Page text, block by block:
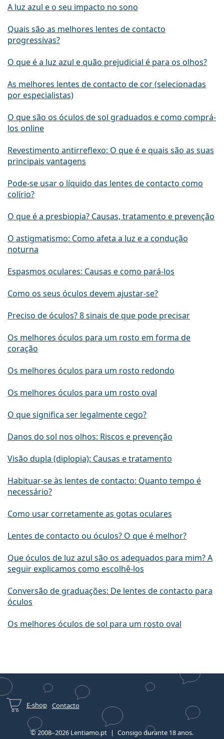
A luz azul e o seu impacto no sono
Quais são as melhores lentes de contacto
progressivas?
O que é a luz azul e quão prejudicial é para os olhos?
As melhores lentes de contacto de cor (selecionadas
por especialistas)
O que são os óculos de sol graduados e como comprá-
los online
Revestimento antirreflexo: O que é e quais são as suas
principais vantagens
Pode-se usar o líquido das lentes de contacto como
colírio?
O que é a presbiopia? Causas, tratamento e prevenção
O astigmatismo: Como afeta a luz e a condução
noturna
Espasmos oculares: Causas e como pará-los
Como os seus óculos devem ajustar-se?
Preciso de óculos? 8 sinais de que pode precisar
Os melhores óculos para um rosto em forma de
coração
Os melhores óculos para um rosto redondo
Os melhores óculos para um rosto oval
O que significa ser legalmente cego?
Danos do sol nos olhos: Riscos e prevenção
Visão dupla (diplopia): Causas e tratamento
Habituar-se às lentes de contacto: Quanto tempo é
necessário?
Como usar corretamente as gotas oculares
Lentes de contacto ou óculos? O que é melhor?
Que óculos de luz azul são os adequados para mim? A
seguir explicamos como escolhê-los
Conversão de graduações: De lentes de contacto para
óculos
Os melhores óculos de sol para um rosto oval
E-shop Contacto
© 2008–2026 Lentiamo.pt Consigo durante 18 anos.